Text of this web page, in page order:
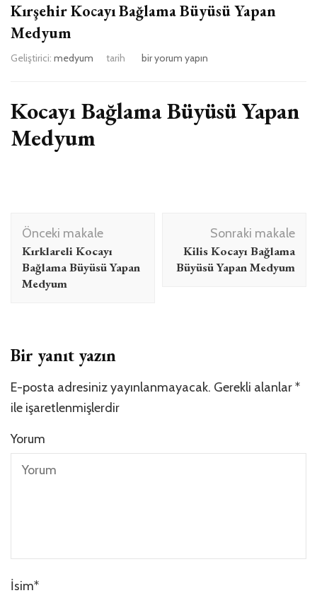
Kırşehir Kocayı Bağlama Büyüsü Yapan
Medyum
Geliştirici: medyum tarih
Kırşehir
Büyüsü
Yapan
bir yorum yapın
Kocayı Bağlama Büyüsü Yapan
Medyum
Yazı
dolaşımı
Önceki makale
Kırklareli Kocayı
Bağlama Büyüsü Yapan
Medyum
Sonraki makale
Kilis Kocayı Bağlama
Büyüsü Yapan Medyum
Bir yanıt yazın
E-posta adresiniz yayınlanmayacak. Gerekli alanlar*
ile işaretlenmişlerdir
Yorum
İsim*